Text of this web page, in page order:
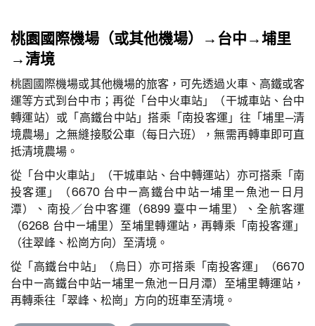
桃園國際機場（或其他機場）→台中→埔里
→清境
桃園國際機場或其他機場的旅客，可先透過火車、高鐵或客
運等方式到台中市；再從「台中火車站」（干城車站、台中
轉運站）或「高鐵台中站」搭乘「南投客運」往「埔里─清
境農場」之無縫接駁公車（每日六班），無需再轉車即可直
抵清境農場。
從「台中火車站」（干城車站、台中轉運站）亦可搭乘「南
投客運」（6670 台中—高鐵台中站—埔里—魚池—日月
潭）、南投／台中客運（6899 臺中—埔里）、全航客運
（6268 台中—埔里）至埔里轉運站，再轉乘「南投客運」
（往翠峰、松崗方向）至清境。
從「高鐵台中站」（烏日）亦可搭乘「南投客運」（6670
台中—高鐵台中站—埔里—魚池—日月潭）至埔里轉運站，
再轉乘往「翠峰、松崗」方向的班車至清境。